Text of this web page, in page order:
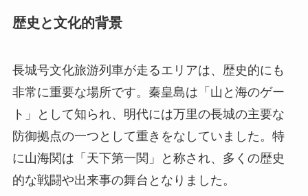
網が発達しているためアクセスが容易です。周辺
歴史と文化的背景
長城号文化旅游列車が走るエリアは、歴史的にも
非常に重要な場所です。秦皇島は「山と海のゲー